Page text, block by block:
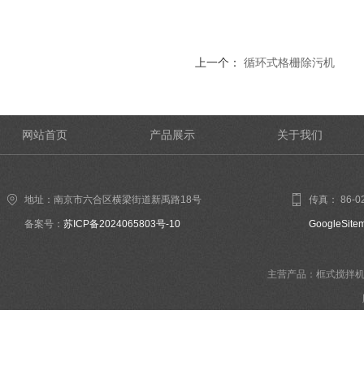
上一个： 循环式格栅除污机
网站首页 产品展示 关于我们
地址：南京市六合区横梁街道新禹路18号
备案号： 苏ICP备2024065803号-10
传真： 86-
主营产品：框式搅拌